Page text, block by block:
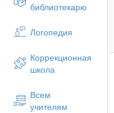
библиотекарю
Логопедия
Коррекционная
школа
Всем
учителям